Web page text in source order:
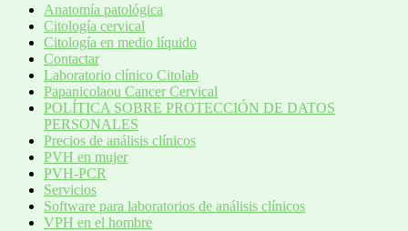
Anatomía patológica
Citología cervical
Citología en medio líquido
Contactar
Laboratorio clínico Citolab
Papanicolaou Cancer Cervical
POLÍTICA SOBRE PROTECCIÓN DE DATOS
PERSONALES
Precios de análisis clínicos
PVH en mujer
PVH-PCR
Servicios
Software para laboratorios de análisis clínicos
VPH en el hombre